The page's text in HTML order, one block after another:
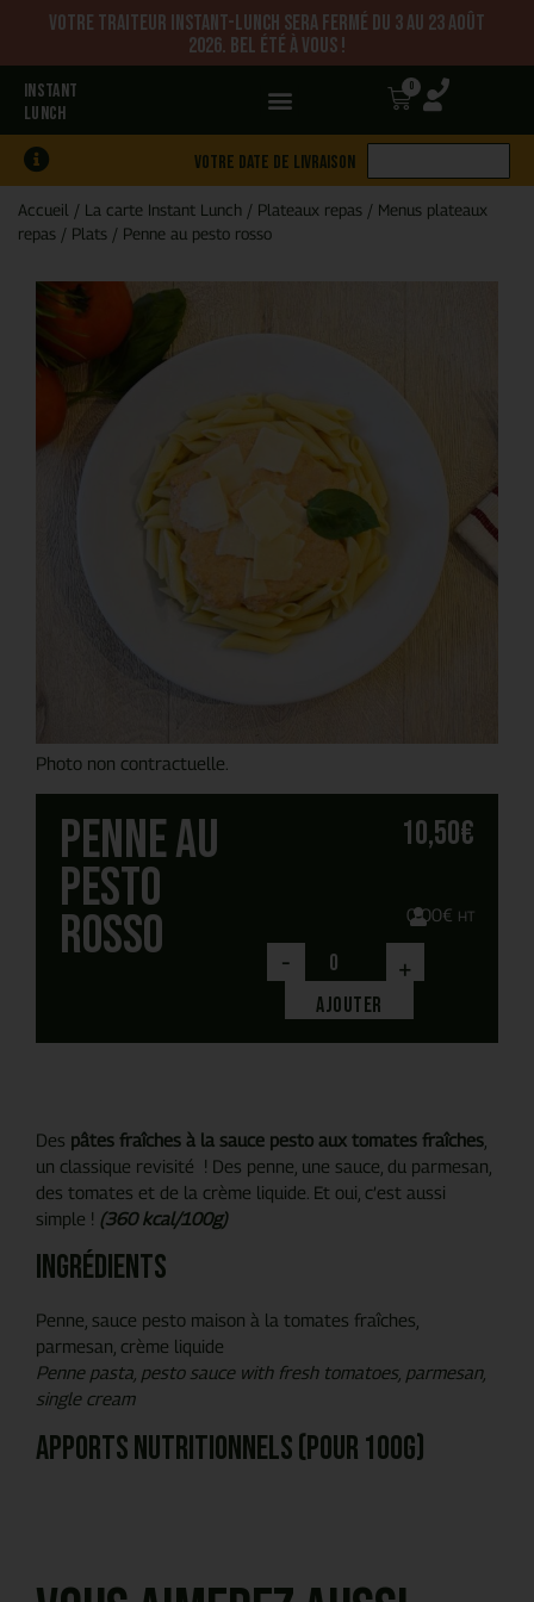
Votre traiteur Instant-Lunch sera fermé du 3 au 23 août
2026. Bel été à vous !
INSTANT
LUNCH
0
Votre date de livraison
Accueil / La carte Instant Lunch / Plateaux repas / Menus plateaux
repas / Plats / Penne au pesto rosso
Photo non contractuelle.
Penne au
pesto
rosso
10,50€
0,00€ HT
- +
Ajouter
Des pâtes fraîches à la sauce pesto aux tomates fraîches
un classique revisité ! Des penne, une sauce, du parmesan,
des tomates et de la crème liquide. Et oui, c’est aussi
simple ! (360 kcal/100g)
Ingrédients
Penne, sauce pesto maison à la tomates fraîches,
parmesan, crème liquide
Penne pasta, pesto sauce with fresh tomatoes, parmesan,
single cream
Apports nutritionnels (pour 100g)